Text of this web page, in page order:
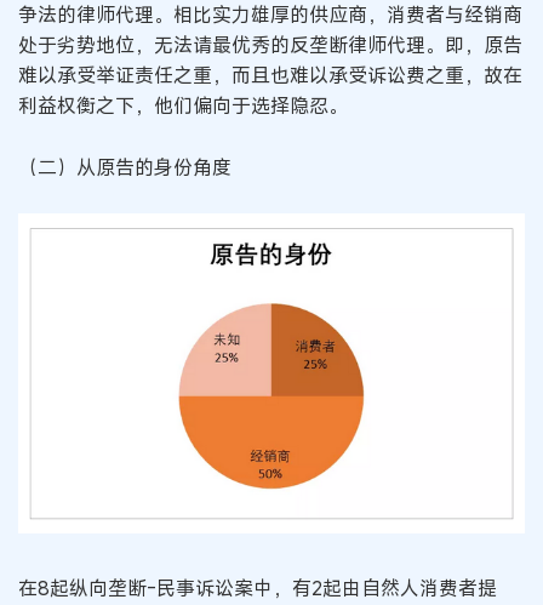
争法的律师代理。相比实力雄厚的供应商，消费者与经销商
处于劣势地位，无法请最优秀的反垄断律师代理。即，原告
难以承受举证责任之重，而且也难以承受诉讼费之重，故在
利益权衡之下，他们偏向于选择隐忍。
（二）从原告的身份角度
在8起纵向垄断-民事诉讼案中，有2起由自然人消费者提